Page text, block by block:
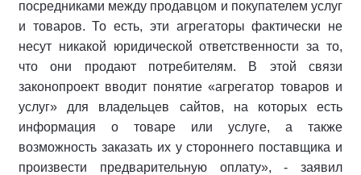
посредниками между продавцом и покупателем услуг
и товаров. То есть, эти агрегаторы фактически не
несут никакой юридической ответственности за то,
что они продают потребителям. В этой связи
законопроект вводит понятие «агрегатор товаров и
услуг» для владельцев сайтов, на которых есть
информация о товаре или услуге, а также
возможность заказать их у стороннего поставщика и
произвести предварительную оплату», - заявил